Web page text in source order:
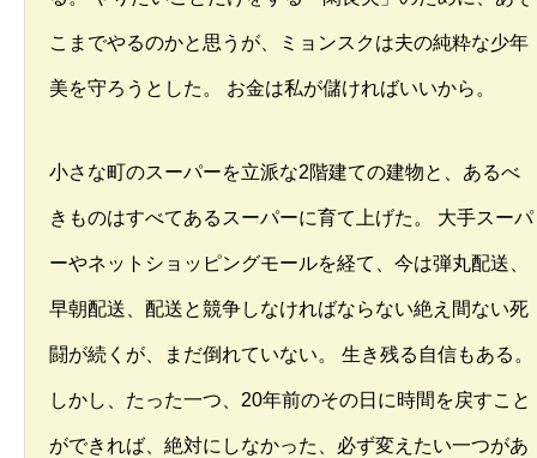
こまでやるのかと思うが、ミョンスクは夫の純粋な少年
美を守ろうとした。 お金は私が儲ければいいから。
小さな町のスーパーを立派な2階建ての建物と、あるべ
きものはすべてあるスーパーに育て上げた。 大手スーパ
ーやネットショッピングモールを経て、今は弾丸配送、
早朝配送、配送と競争しなければならない絶え間ない死
闘が続くが、まだ倒れていない。 生き残る自信もある。
しかし、たった一つ、20年前のその日に時間を戻すこと
ができれば、絶対にしなかった、必ず変えたい一つがあ